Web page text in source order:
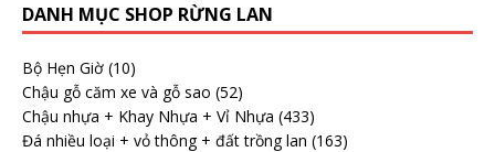
DANH MỤC SHOP RỪNG LAN
Bộ Hẹn Giờ (10)
Chậu gỗ căm xe và gỗ sao (52)
Chậu nhựa + Khay Nhựa + Vỉ Nhựa (433)
Đá nhiều loại + vỏ thông + đất trồng lan (163)